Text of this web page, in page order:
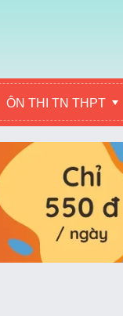
ÔN THI TN THPT